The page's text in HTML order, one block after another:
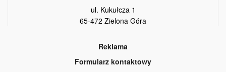
ul. Kukułcza 1
65-472 Zielona Góra
Reklama
Formularz kontaktowy